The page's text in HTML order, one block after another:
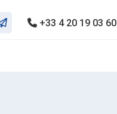
+33 4 20 19 03 60